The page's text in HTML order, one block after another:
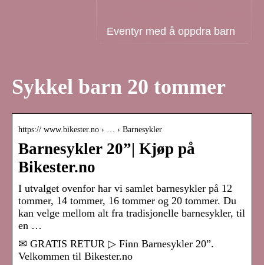
Eventyr med å oppdra barn
Sykkel barn 20 tommer
https:// www.bikester.no › … › Barnesykler
Barnesykler 20”| Kjøp på
Bikester.no
I utvalget ovenfor har vi samlet barnesykler på 12
tommer, 14 tommer, 16 tommer og 20 tommer. Du
kan velge mellom alt fra tradisjonelle barnesykler, til
en …
✉ GRATIS RETUR ▷ Finn Barnesykler 20”.
Velkommen til Bikester.no